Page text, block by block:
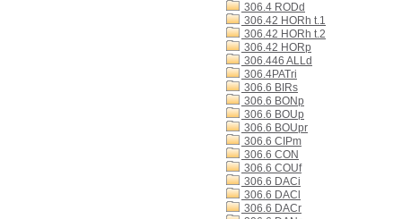
306.4 RODd
306.42 HORh t.1
306.42 HORh t.2
306.42 HORp
306.446 ALLd
306.4PATri
306.6 BIRs
306.6 BONp
306.6 BOUp
306.6 BOUpr
306.6 CIPm
306.6 CON
306.6 COUf
306.6 DACi
306.6 DACl
306.6 DACr